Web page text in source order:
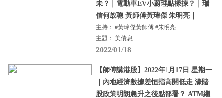
未？｜電動車EV小蔚理點樣揀？｜瑞
信何啟聰 黃師傅黃瑋傑 朱明亮｜
主持： #黃瑋傑黃師傅 #朱明亮
主題： 美債息
2022/01/18
【師傅講港股】2022年1月17日 星期一
｜內地經濟數據差恒指高開低走 濠賭
股政策明朗急升之後點部署？ ATM繼